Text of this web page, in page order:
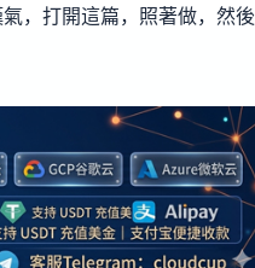
，打開這篇，照著做，然後